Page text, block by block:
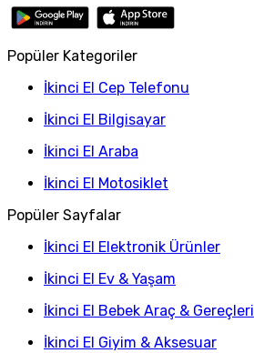
Popüler Kategoriler
İkinci El Cep Telefonu
İkinci El Bilgisayar
İkinci El Araba
İkinci El Motosiklet
Popüler Sayfalar
İkinci El Elektronik Ürünler
İkinci El Ev & Yaşam
İkinci El Bebek Araç & Gereçleri
İkinci El Giyim & Aksesuar